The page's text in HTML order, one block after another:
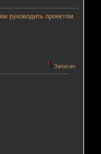
руководить проектом.
Записан